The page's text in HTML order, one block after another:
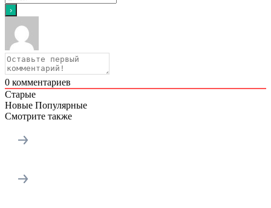
0 комментариев
Старые
Новые Популярные
Смотрите также